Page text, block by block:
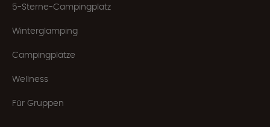
5-Sterne-Campingplatz
Winterglamping
Campingplätze
Wellness
Für Gruppen